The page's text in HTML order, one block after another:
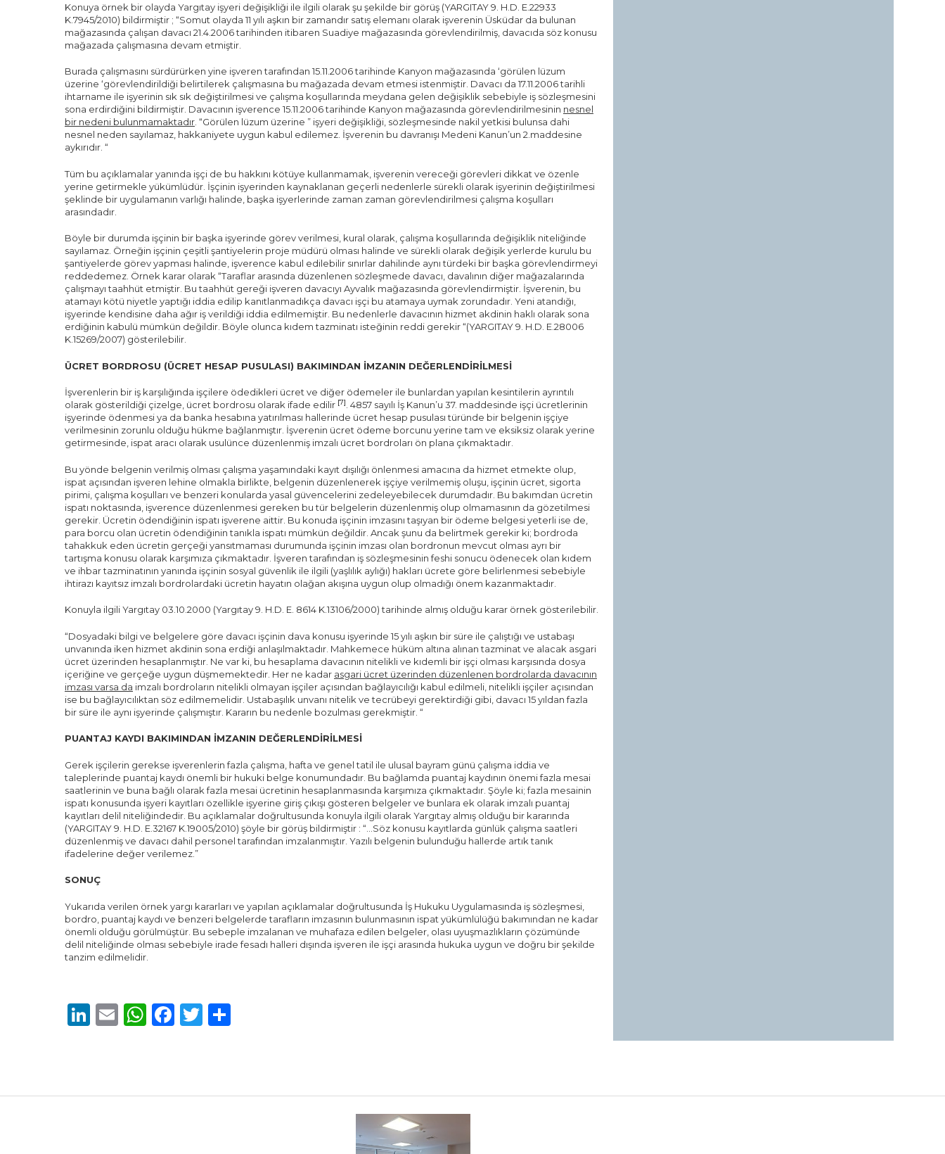
Konuya örnek bir olayda Yargıtay işyeri değişikliği ile ilgili olarak şu şekilde bir görüş (YARGITAY 9. H.D. E.22933
K.7945/2010) bildirmiştir ; “Somut olayda 11 yılı aşkın bir zamandır satış elemanı olarak işverenin Üsküdar da bulunan
mağazasında çalışan davacı 21.4.2006 tarihinden itibaren Suadiye mağazasında görevlendirilmiş, davacıda söz konusu
mağazada çalışmasına devam etmiştir.
Burada çalışmasını sürdürürken yine işveren tarafından 15.11.2006 tarihinde Kanyon mağazasında ‘görülen lüzum
üzerine ‘görevlendirildiği belirtilerek çalışmasına bu mağazada devam etmesi istenmiştir. Davacı da 17.11.2006 tarihli
ihtarname ile işyerinin sık sık değiştirilmesi ve çalışma koşullarında meydana gelen değişiklik sebebiyle iş sözleşmesini
sona erdirdiğini bildirmiştir. Davacının işverence 15.11.2006 tarihinde Kanyon mağazasında görevlendirilmesinin nesnel
bir nedeni bulunmamaktadır . “Görülen lüzum üzerine ” işyeri değişikliği, sözleşmesinde nakil yetkisi bulunsa dahi
nesnel neden sayılamaz, hakkaniyete uygun kabul edilemez. İşverenin bu davranışı Medeni Kanun’un 2.maddesine
aykırıdır. “
Tüm bu açıklamalar yanında işçi de bu hakkını kötüye kullanmamak, işverenin vereceği görevleri dikkat ve özenle
yerine getirmekle yükümlüdür. İşçinin işyerinden kaynaklanan geçerli nedenlerle sürekli olarak işyerinin değiştirilmesi
şeklinde bir uygulamanın varlığı halinde, başka işyerlerinde zaman zaman görevlendirilmesi çalışma koşulları
arasındadır.
Böyle bir durumda işçinin bir başka işyerinde görev verilmesi, kural olarak, çalışma koşullarında değişiklik niteliğinde
sayılamaz. Örneğin işçinin çeşitli şantiyelerin proje müdürü olması halinde ve sürekli olarak değişik yerlerde kurulu bu
şantiyelerde görev yapması halinde, işverence kabul edilebilir sınırlar dahilinde aynı türdeki bir başka görevlendirmeyi
reddedemez. Örnek karar olarak “Taraflar arasında düzenlenen sözleşmede davacı, davalının diğer mağazalarında
çalışmayı taahhüt etmiştir. Bu taahhüt gereği işveren davacıyı Ayvalık mağazasında görevlendirmiştir. İşverenin, bu
atamayı kötü niyetle yaptığı iddia edilip kanıtlanmadıkça davacı işçi bu atamaya uymak zorundadır. Yeni atandığı,
işyerinde kendisine daha ağır iş verildiği iddia edilmemiştir. Bu nedenlerle davacının hizmet akdinin haklı olarak sona
erdiğinin kabulü mümkün değildir. Böyle olunca kıdem tazminatı isteğinin reddi gerekir “(YARGITAY 9. H.D. E.28006
K.15269/2007) gösterilebilir.
ÜCRET BORDROSU (ÜCRET HESAP PUSULASI) BAKIMINDAN İMZANIN DEĞERLENDİRİLMESİ
İşverenlerin bir iş karşılığında işçilere ödedikleri ücret ve diğer ödemeler ile bunlardan yapılan kesintilerin ayrıntılı
olarak gösterildiği çizelge, ücret bordrosu olarak ifade edilir [7]
. 4857 sayılı İş Kanun’u 37. maddesinde işçi ücretlerinin
işyerinde ödenmesi ya da banka hesabına yatırılması hallerinde ücret hesap pusulası türünde bir belgenin işçiye
verilmesinin zorunlu olduğu hükme bağlanmıştır. İşverenin ücret ödeme borcunu yerine tam ve eksiksiz olarak yerine
getirmesinde, ispat aracı olarak usulünce düzenlenmiş imzalı ücret bordroları ön plana çıkmaktadır.
Bu yönde belgenin verilmiş olması çalışma yaşamındaki kayıt dışılığı önlenmesi amacına da hizmet etmekte olup,
ispat açısından işveren lehine olmakla birlikte, belgenin düzenlenerek işçiye verilmemiş oluşu, işçinin ücret, sigorta
pirimi, çalışma koşulları ve benzeri konularda yasal güvencelerini zedeleyebilecek durumdadır. Bu bakımdan ücretin
ispatı noktasında, işverence düzenlenmesi gereken bu tür belgelerin düzenlenmiş olup olmamasının da gözetilmesi
gerekir. Ücretin ödendiğinin ispatı işverene aittir. Bu konuda işçinin imzasını taşıyan bir ödeme belgesi yeterli ise de,
para borcu olan ücretin ödendiğinin tanıkla ispatı mümkün değildir. Ancak şunu da belirtmek gerekir ki; bordroda
tahakkuk eden ücretin gerçeği yansıtmaması durumunda işçinin imzası olan bordronun mevcut olması ayrı bir
tartışma konusu olarak karşımıza çıkmaktadır. İşveren tarafından iş sözleşmesinin feshi sonucu ödenecek olan kıdem
ve ihbar tazminatının yanında işçinin sosyal güvenlik ile ilgili (yaşlılık aylığı) hakları ücrete göre belirlenmesi sebebiyle
ihtirazı kayıtsız imzalı bordrolardaki ücretin hayatın olağan akışına uygun olup olmadığı önem kazanmaktadır.
Konuyla ilgili Yargıtay 03.10.2000 (Yargıtay 9. H.D. E. 8614 K.13106/2000) tarihinde almış olduğu karar örnek gösterilebilir.
“Dosyadaki bilgi ve belgelere göre davacı işçinin dava konusu işyerinde 15 yılı aşkın bir süre ile çalıştığı ve ustabaşı
unvanında iken hizmet akdinin sona erdiği anlaşılmaktadır. Mahkemece hüküm altına alınan tazminat ve alacak asgari
ücret üzerinden hesaplanmıştır. Ne var ki, bu hesaplama davacının nitelikli ve kıdemli bir işçi olması karşısında dosya
içeriğine ve gerçeğe uygun düşmemektedir. Her ne kadar asgari ücret üzerinden düzenlenen bordrolarda davacının
imzası varsa da imzalı bordroların nitelikli olmayan işçiler açısından bağlayıcılığı kabul edilmeli, nitelikli işçiler açısından
ise bu bağlayıcılıktan söz edilmemelidir. Ustabaşılık unvanı nitelik ve tecrübeyi gerektirdiği gibi, davacı 15 yıldan fazla
bir süre ile aynı işyerinde çalışmıştır. Kararın bu nedenle bozulması gerekmiştir. “
PUANTAJ KAYDI BAKIMINDAN İMZANIN DEĞERLENDİRİLMESİ
Gerek işçilerin gerekse işverenlerin fazla çalışma, hafta ve genel tatil ile ulusal bayram günü çalışma iddia ve
taleplerinde puantaj kaydı önemli bir hukuki belge konumundadır. Bu bağlamda puantaj kaydının önemi fazla mesai
saatlerinin ve buna bağlı olarak fazla mesai ücretinin hesaplanmasında karşımıza çıkmaktadır. Şöyle ki; fazla mesainin
ispatı konusunda işyeri kayıtları özellikle işyerine giriş çıkışı gösteren belgeler ve bunlara ek olarak imzalı puantaj
kayıtları delil niteliğindedir. Bu açıklamalar doğrultusunda konuyla ilgili olarak Yargıtay almış olduğu bir kararında
(YARGITAY 9. H.D. E.32167 K.19005/2010) şöyle bir görüş bildirmiştir : “…Söz konusu kayıtlarda günlük çalışma saatleri
düzenlenmiş ve davacı dahil personel tarafından imzalanmıştır. Yazılı belgenin bulunduğu hallerde artık tanık
ifadelerine değer verilemez.”
SONUÇ
Yukarıda verilen örnek yargı kararları ve yapılan açıklamalar doğrultusunda İş Hukuku Uygulamasında iş sözleşmesi,
bordro, puantaj kaydı ve benzeri belgelerde tarafların imzasının bulunmasının ispat yükümlülüğü bakımından ne kadar
önemli olduğu görülmüştür. Bu sebeple imzalanan ve muhafaza edilen belgeler, olası uyuşmazlıkların çözümünde
delil niteliğinde olması sebebiyle irade fesadı halleri dışında işveren ile işçi arasında hukuka uygun ve doğru bir şekilde
tanzim edilmelidir.
LinkedIn
EmailWhatsApp
Facebook
Twitter